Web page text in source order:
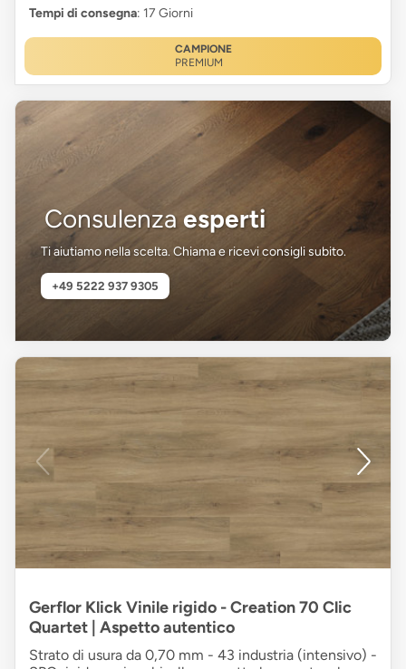
Tempi di consegna: 17 Giorni
CAMPIONE
PREMIUM
Consulenza esperti
Ti aiutiamo nella scelta. Chiama e ricevi consigli subito.
+49 5222 937 9305
Gerflor Klick Vinile rigido - Creation 70 Clic
Quartet | Aspetto autentico
Strato di usura da 0,70 mm - 43 industria (intensivo) -